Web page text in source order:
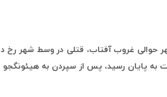
را تکان داد. بعد از ظهر حوالی غروب آفتاب،
به پایان رسید، پس از سپردن به